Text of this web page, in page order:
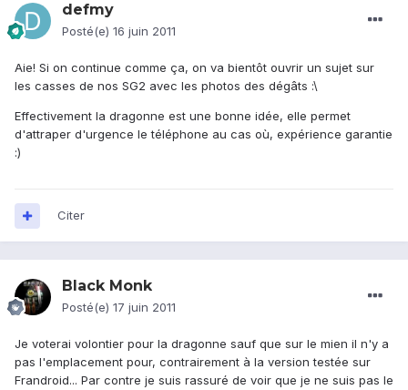
defmy
Posté(e) 16 juin 2011
Aie! Si on continue comme ça, on va bientôt ouvrir un sujet sur
les casses de nos SG2 avec les photos des dégâts :\
Effectivement la dragonne est une bonne idée, elle permet
d'attraper d'urgence le téléphone au cas où, expérience garantie
:)
Citer
Black Monk
Posté(e) 17 juin 2011
Je voterai volontier pour la dragonne sauf que sur le mien il n'y a
pas l'emplacement pour, contrairement à la version testée sur
Frandroid... Par contre je suis rassuré de voir que je ne suis pas le